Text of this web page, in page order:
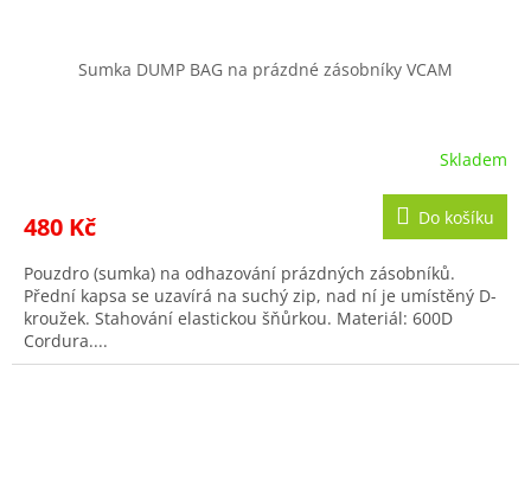
Sumka DUMP BAG na prázdné zásobníky VCAM
Skladem
480 Kč Do košíku
Pouzdro (sumka) na odhazování prázdných zásobníků.
Přední kapsa se uzavírá na suchý zip, nad ní je umístěný D-
kroužek. Stahování elastickou šňůrkou. Materiál: 600D
Cordura....